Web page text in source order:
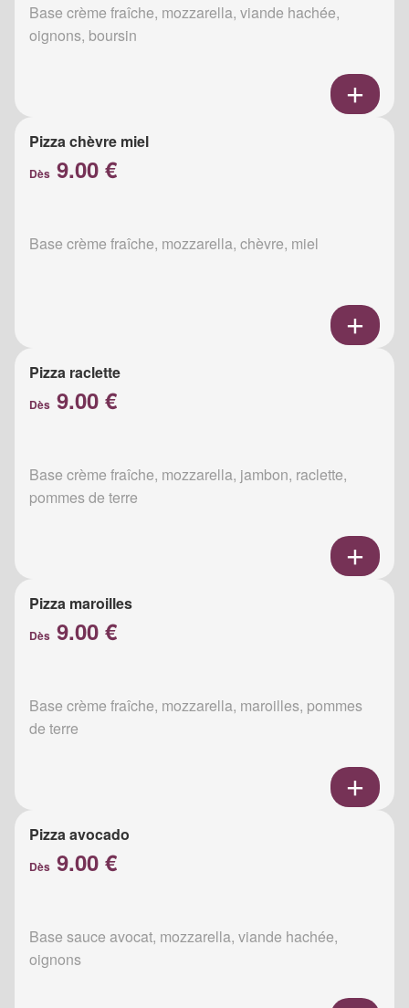
Base crème fraîche, mozzarella, viande hachée,
oignons, boursin
Pizza chèvre miel
Dès 9.00 €
Base crème fraîche, mozzarella, chèvre, miel
Pizza raclette
Dès 9.00 €
Base crème fraîche, mozzarella, jambon, raclette,
pommes de terre
Pizza maroilles
Dès 9.00 €
Base crème fraîche, mozzarella, maroilles, pommes
de terre
Pizza avocado
Dès 9.00 €
Base sauce avocat, mozzarella, viande hachée,
oignons